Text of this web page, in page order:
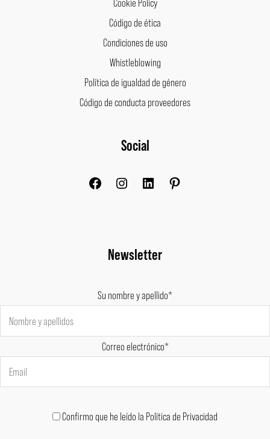
Código de ética
Condiciones de uso
Whistleblowing
Política de igualdad de género
Código de conducta proveedores
Social
Newsletter
Su nombre y apellido*
Correo electrónico*
Confirmo que he leído la Política de Privacidad